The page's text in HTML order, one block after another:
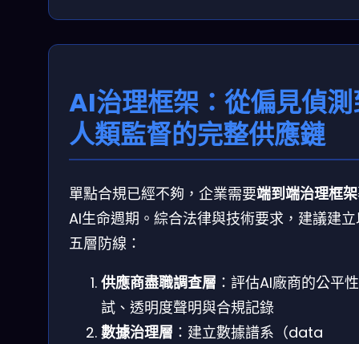
AI治理框架：從偏見偵
人類監督的完整供應鏈
單點合規已經不夠，企業需要端到端治理框架
AI生命週期。綜合法律與技術要求，建議建
五層防線：
供應商盡職調查層 ：評估AI廠商的公平
試、透明度聲明與合規記錄
數據治理層 ：建立數據譜系（data